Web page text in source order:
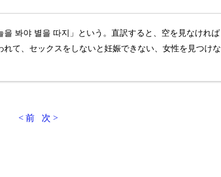
봐야 별을 따지」という。直訳すると、空を見なければ
て、セックスをしないと妊娠できない、女性を見つけな
< 前 次 >